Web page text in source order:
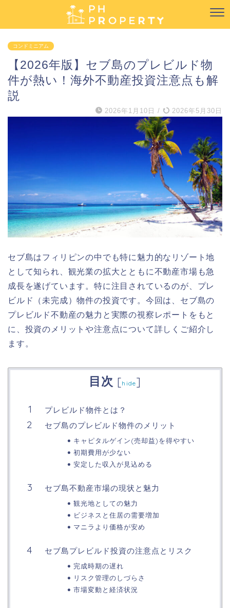
コンドミニアム
【2026年版】セブ島のプレビルド物
件が熱い！海外不動産投資注意点も解
説
2026年1月10日 / 2026年5月30日
セブ島はフィリピンの中でも特に魅力的なリゾート地
として知られ、観光業の拡大とともに不動産市場も急
成長を遂げています。特に注目されているのが、プレ
ビルド（未完成）物件の投資です。今回は、セブ島の
プレビルド不動産の魅力と実際の視察レポートをもと
に、投資のメリットや注意点について詳しくご紹介し
ます。
目次 [hide]
プレビルド物件とは？
セブ島のプレビルド物件のメリット
キャピタルゲイン(売却益)を得やすい
初期費用が少ない
安定した収入が見込める
セブ島不動産市場の現状と魅力
観光地としての魅力
ビジネスと住居の需要増加
マニラより価格が安め
セブ島プレビルド投資の注意点とリスク
完成時期の遅れ
リスク管理のしづらさ
市場変動と経済状況